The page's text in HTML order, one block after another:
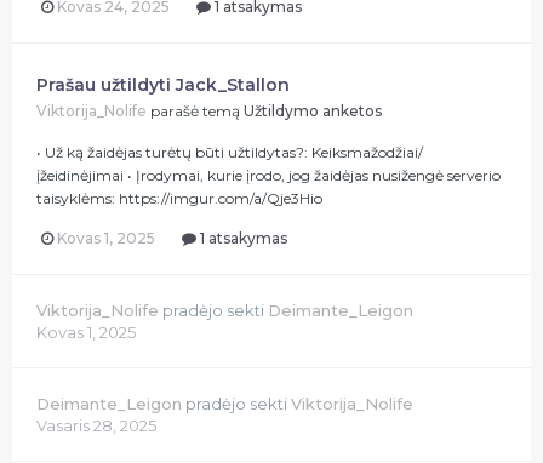
Kovas 24, 2025 1 atsakymas
Prašau užtildyti Jack_Stallon
Viktorija_Nolife parašė temą Užtildymo anketos
• Už ką žaidėjas turėtų būti užtildytas?: Keiksmažodžiai/
įžeidinėjimai • Įrodymai, kurie įrodo, jog žaidėjas nusižengė serverio
taisyklėms: https://imgur.com/a/Qje3Hio
Kovas 1, 2025 1 atsakymas
Viktorija_Nolife pradėjo sekti Deimante_Leigon
Kovas 1, 2025
Deimante_Leigon pradėjo sektiViktorija_Nolife
Vasaris 28, 2025